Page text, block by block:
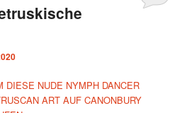
DIESE NUDE NYMPH DANCER
ART AUF CANONBURY